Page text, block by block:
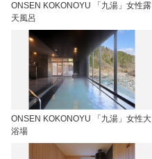
ONSEN KOKONOYU 「九湯」女性露
天風呂
ONSEN KOKONOYU 「九湯」女性大
浴場